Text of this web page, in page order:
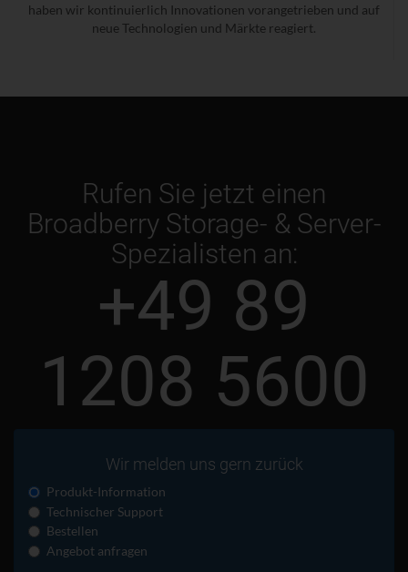
haben wir kontinuierlich Innovationen vorangetrieben und auf
neue Technologien und Märkte reagiert.
Rufen Sie jetzt einen
Broadberry Storage- & Server-
Spezialisten an:
+49 89
1208 5600
Wir melden uns gern zurück
Produkt-Information
Technischer Support
Bestellen
Angebot anfragen